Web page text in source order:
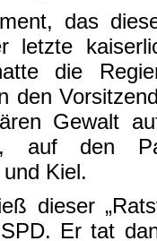
das
letzte
die
den
Gewalt
auf den
Kiel.
dieser
Er tat